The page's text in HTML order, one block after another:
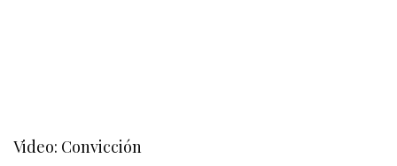
Video: Convicción